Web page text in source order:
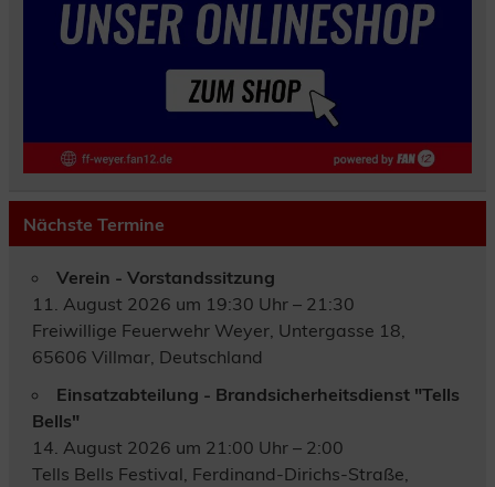
Nächste Termine
Verein - Vorstandssitzung
11. August 2026 um 19:30 Uhr – 21:30
Freiwillige Feuerwehr Weyer, Untergasse 18,
65606 Villmar, Deutschland
Einsatzabteilung - Brandsicherheitsdienst "Tells
Bells"
14. August 2026 um 21:00 Uhr – 2:00
Tells Bells Festival, Ferdinand-Dirichs-Straße,